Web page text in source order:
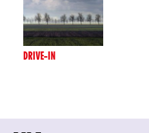
DRIVE-IN